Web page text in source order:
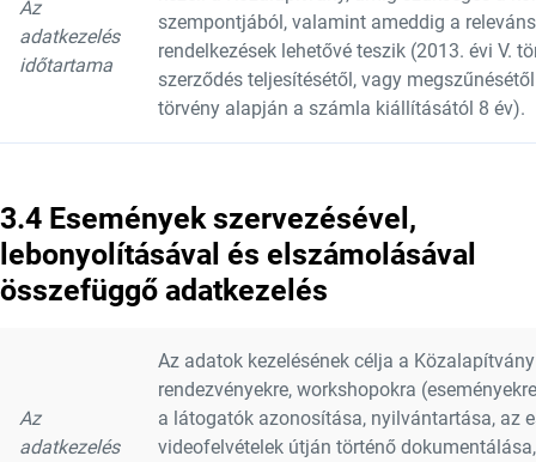
Az
adatkezelés
időtartama
szempontjából, valamint ameddig a
rendelkezések lehetővé teszik (2013. évi V.
szerződés teljesítésétől, vagy
törvény alapján a számla kiállításától 8 év).
3.4 Események szervezésével,
lebonyolításával és elszámolásával
összefüggő adatkezelés
Az
adatkezelés
Az adatok kezelésének célja a
rendezvényekre, workshopokra
a látogatók azonosítása, nyilvántartása, az
videofelvételek útján történő